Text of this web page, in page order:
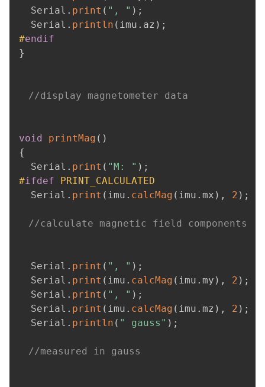
  Serial
. print ( ", " ) ;
  Serial
. println ( imu . az ) ;
#endif
}
//display magnetometer data
void printMag ( )
{
  Serial
. print ( "M: " ) ;
#ifdef
PRINT_CALCULATED
  Serial
. print ( imu . calcMag ( imu . mx ) , 2 ) ;
//calculate magnetic field components
  Serial
. print ( ", " ) ;
  Serial
. print ( imu . calcMag ( imu . my ) , 2 ) ;
  Serial
. print ( ", " ) ;
  Serial
. print ( imu . calcMag ( imu . mz ) , 2 ) ;
  Serial
. println ( " gauss" ) ;
//measured in gauss